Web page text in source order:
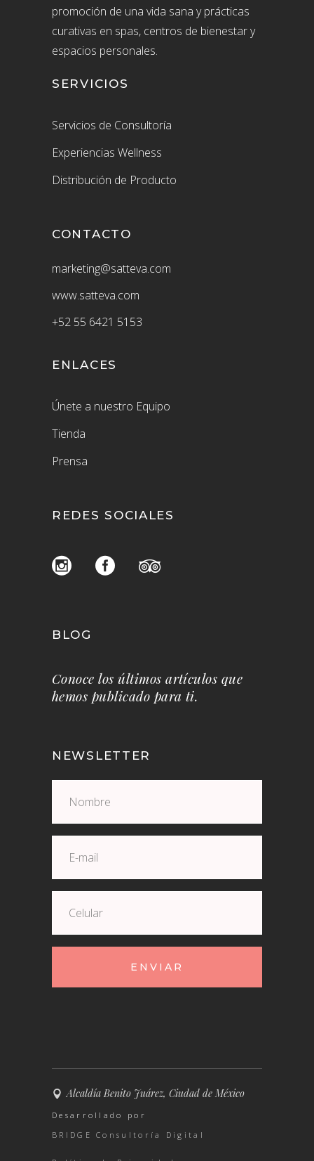
promoción de una vida sana y prácticas
curativas en spas, centros de bienestar y
espacios personales.
SERVICIOS
Servicios de Consultoría
Experiencias Wellness
Distribución de Producto
CONTACTO
marketing@satteva.com
www.satteva.com
+52 55 6421 5153
ENLACES
Únete a nuestro Equipo
Tienda
Prensa
REDES SOCIALES
BLOG
Conoce los últimos artículos que
hemos publicado para ti.
NEWSLETTER
ENVIAR
Alcaldía Benito Juárez, Ciudad de México
Desarrollado por
BRIDGE Consultoría Digital